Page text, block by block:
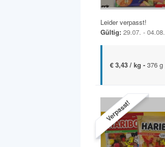
Leider verpasst!
Gültig: 29.07. - 04.08.
€ 3,43 / kg - 376 g
Verpasst!